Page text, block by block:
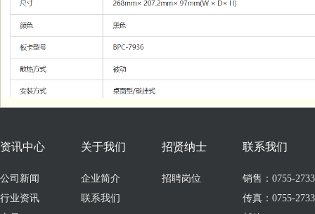
资讯中心
公司新闻
行业资讯
关于我们
企业简介
联系我们
招贤纳士
招聘岗位
联系我们
销售：0755-
传真：0755-